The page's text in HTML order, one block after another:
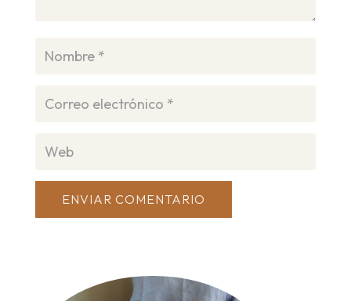
ENVIAR COMENTARIO